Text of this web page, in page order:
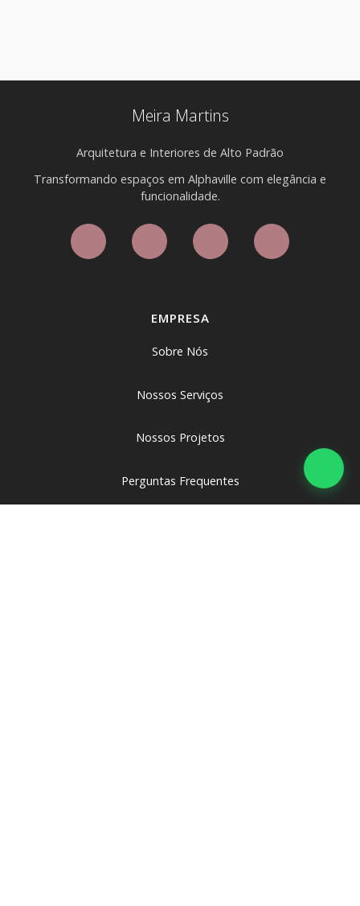
Meira Martins
Arquitetura e Interiores de Alto Padrão
Transformando espaços em Alphaville com elegância e
funcionalidade.
EMPRESA
Sobre Nós
Nossos Serviços
Nossos Projetos
Perguntas Frequentes